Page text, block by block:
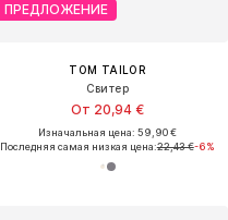
ПРЕДЛОЖЕНИЕ
TOM TAILOR
Свитер
От 20,94 €
Изначальная цена: 59,90 €
Последняя самая низкая цена:22,43 €-6%